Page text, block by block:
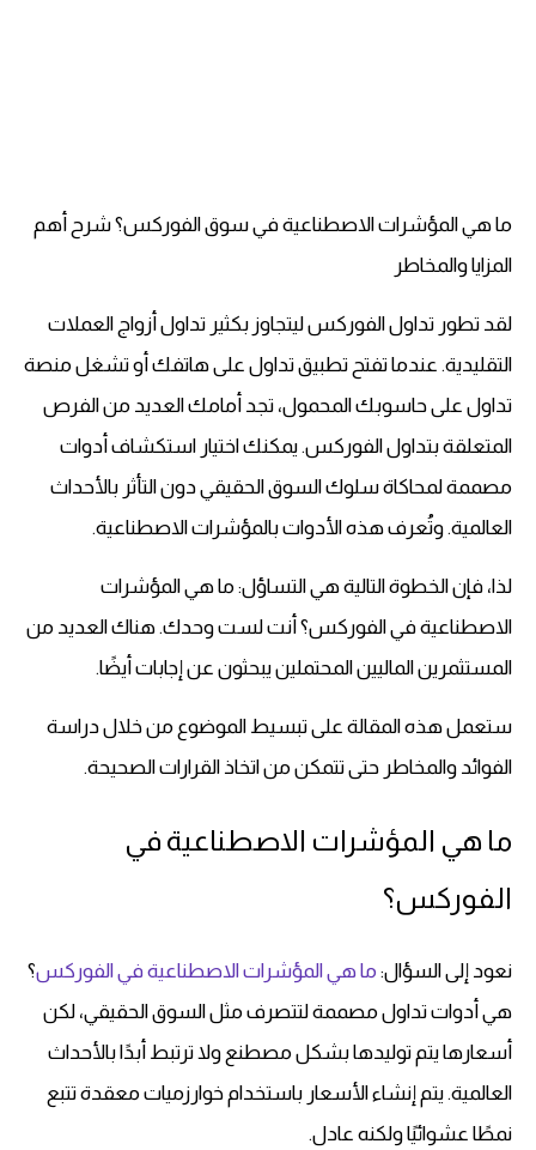
ما هي المؤشرات الاصطناعية في سوق الفوركس؟ شرح أهم
المزايا والمخاطر
لقد تطور تداول الفوركس ليتجاوز بكثير تداول أزواج العملات
التقليدية. عندما تفتح تطبيق تداول على هاتفك أو تشغل منصة
تداول على حاسوبك المحمول، تجد أمامك العديد من الفرص
المتعلقة بتداول الفوركس. يمكنك اختيار استكشاف أدوات
مصممة لمحاكاة سلوك السوق الحقيقي دون التأثر بالأحداث
العالمية. وتُعرف هذه الأدوات بالمؤشرات الاصطناعية.
لذا، فإن الخطوة التالية هي التساؤل: ما هي المؤشرات
الاصطناعية في الفوركس؟ أنت لست وحدك. هناك العديد من
المستثمرين الماليين المحتملين يبحثون عن إجابات أيضًا.
ستعمل هذه المقالة على تبسيط الموضوع من خلال دراسة
الفوائد والمخاطر حتى تتمكن من اتخاذ القرارات الصحيحة.
ما هي المؤشرات الاصطناعية في
الفوركس؟
نعود إلى السؤال: ما هي المؤشرات الاصطناعية في الفوركس؟
هي أدوات تداول مصممة لتتصرف مثل السوق الحقيقي، لكن
أسعارها يتم توليدها بشكل مصطنع ولا ترتبط أبدًا بالأحداث
العالمية. يتم إنشاء الأسعار باستخدام خوارزميات معقدة تتبع
نمطًا عشوائيًا ولكنه عادل.